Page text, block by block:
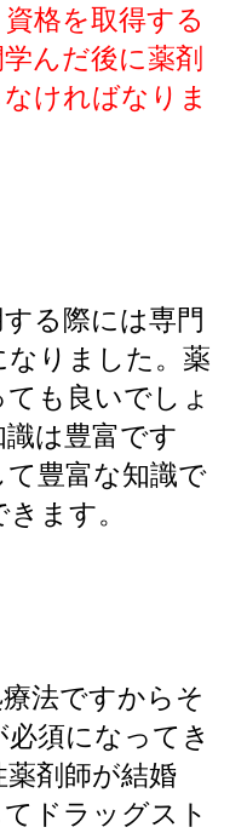
格を取得する
んだ後に薬剤
ければなりま
る際には専門
りました。薬
も良いでしょ
は豊富です
豊富な知識で
ます。
法ですからそ
須になってき
剤師が結婚
ドラッグスト